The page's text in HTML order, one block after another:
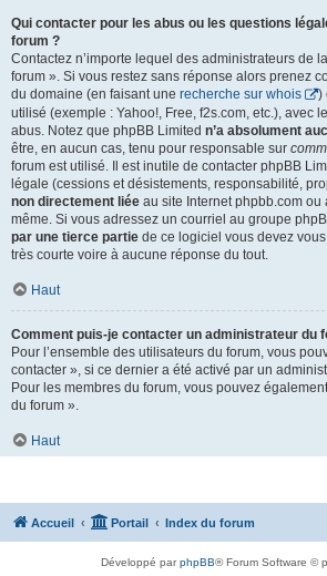
Qui contacter pour les abus ou les questions
forum ?
Contactez n’importe lequel des administrateurs de
forum ». Si vous restez sans réponse alors prenez
du domaine (en faisant une recherche sur whois
)
utilisé (exemple : Yahoo!, Free, f2s.com, etc.), avec
abus. Notez que phpBB Limited n’a absolument
être, en aucun cas, tenu pour responsable sur
forum est utilisé. Il est inutile de contacter phpBB
légale (cessions et désistements, responsabilité,
non directement liée au site Internet phpbb.com
même. Si vous adressez un courriel au groupe
par une tierce partie de ce logiciel vous devez
très courte voire à aucune réponse du tout.
Haut
Comment puis-je contacter un administrateur du
Pour l’ensemble des utilisateurs du forum, vous
contacter », si ce dernier a été activé par un
Pour les membres du forum, vous pouvez
du forum ».
Haut
Accueil Portail Index du forum
Développé parphpBB® Forum Software ©